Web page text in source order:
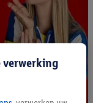
verwerking